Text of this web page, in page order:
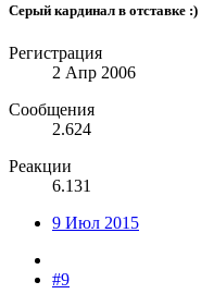
Серый кардинал в отставке :)
Регистрация
2 Апр 2006
Сообщения
2.624
Реакции
6.131
9 Июл 2015
#9